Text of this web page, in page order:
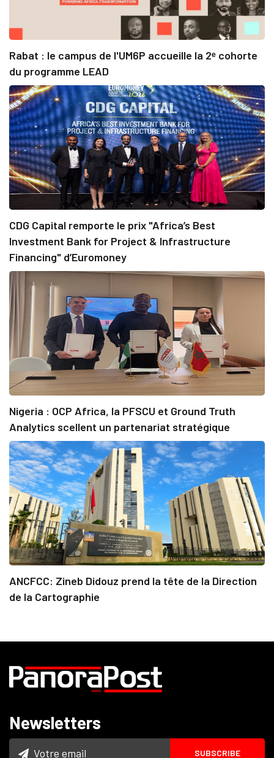
Rabat : le campus de l'UM6P accueille la 2ᵉ cohorte
du programme LEAD
CDG Capital remporte le prix "Africa’s Best
Investment Bank for Project & Infrastructure
Financing" d’Euromoney
Nigeria : OCP Africa, la PFSCU et Ground Truth
Analytics scellent un partenariat stratégique
ANCFCC: Zineb Didouz prend la tête de la Direction
de la Cartographie
Newsletters